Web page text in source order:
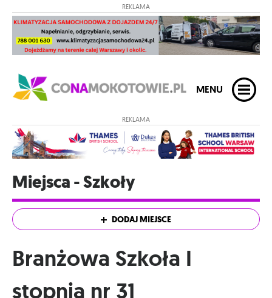
REKLAMA
MENU
REKLAMA
Miejsca - Szkoły
DODAJ MIEJSCE
Branżowa Szkoła I
stopnia nr 31